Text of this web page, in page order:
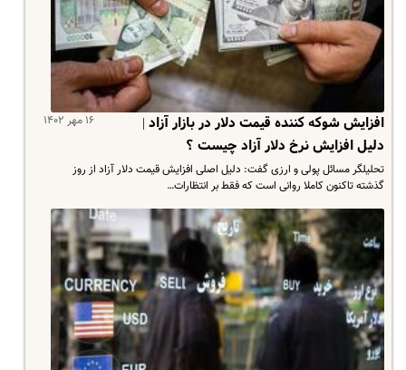
۱۶ مهر ۱۴۰۲
افزایش شوکه کننده قیمت دلار در بازار آزاد |
دلیل افزایش نرخ دلار آزاد چیست ؟
تحلیلگر مسائل پولی و ارزی گفت: دلیل اصلی افزایش قیمت دلار آزاد از روز
گذشته تاکنون کاملا روانی است که فقط بر انتظارات…